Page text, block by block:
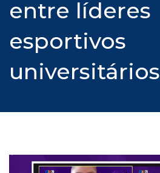
entre líderes
esportivos
universitários